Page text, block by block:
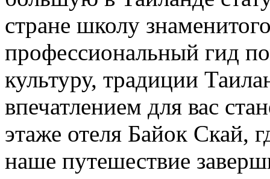
стране школу
профессиональный гид
культуру, традиции
впечатлением для вас
этаже отеля Байок Скай,
наше путешествие